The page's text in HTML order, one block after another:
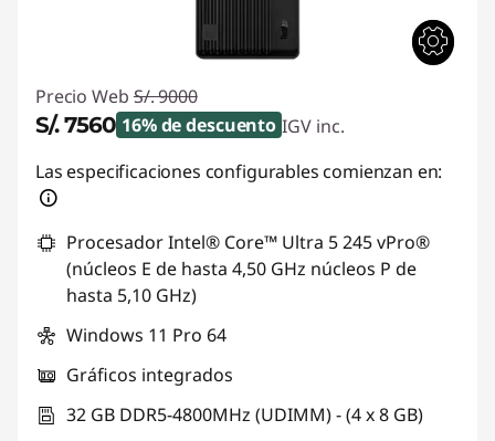
Precio Web S/. 9000
S/. 7560 16% de descuento IGV inc.
Ahorros instantáneos :-S/. 1440
Las especificaciones configurables comienzan en:
Procesador Intel® Core™ Ultra 5 245 vPro®
(núcleos E de hasta 4,50 GHz núcleos P de
hasta 5,10 GHz)
Windows 11 Pro 64
Gráficos integrados
32 GB DDR5-4800MHz (UDIMM) - (4 x 8 GB)